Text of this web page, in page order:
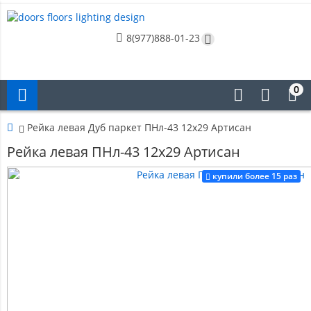
8(977)888-01-23
0
Рейка левая Дуб паркет ПНл-43 12х29 Артисан
Рейка левая ПНл-43 12х29 Артисан
купили более 15 раз